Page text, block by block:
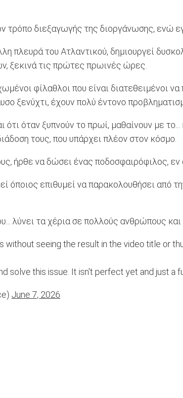
τρόπο διεξαγωγής της διοργάνωσης, ενώ
πλευρά του Ατλαντικού, δημιουργεί
ξεκινά τις πρώτες πρωινές ώρες.
φίλαθλοι που είναι διατεθειμένοι
ξενύχτι, έχουν πολύ έντονο
ότι όταν ξυπνούν το πρωί, μαθαίνουν με
τους, που υπάρχει πλέον στον κόσμο.
ήρθε να δώσει ένας ποδοσφαιρόφιλος, εν
όποιος επιθυμεί να παρακολουθήσει από
λύνει τα χέρια σε πολλούς ανθρώπους
without seeing the result in the video title or
solve this issue. It isn't perfect yet and just a
June 7, 2026